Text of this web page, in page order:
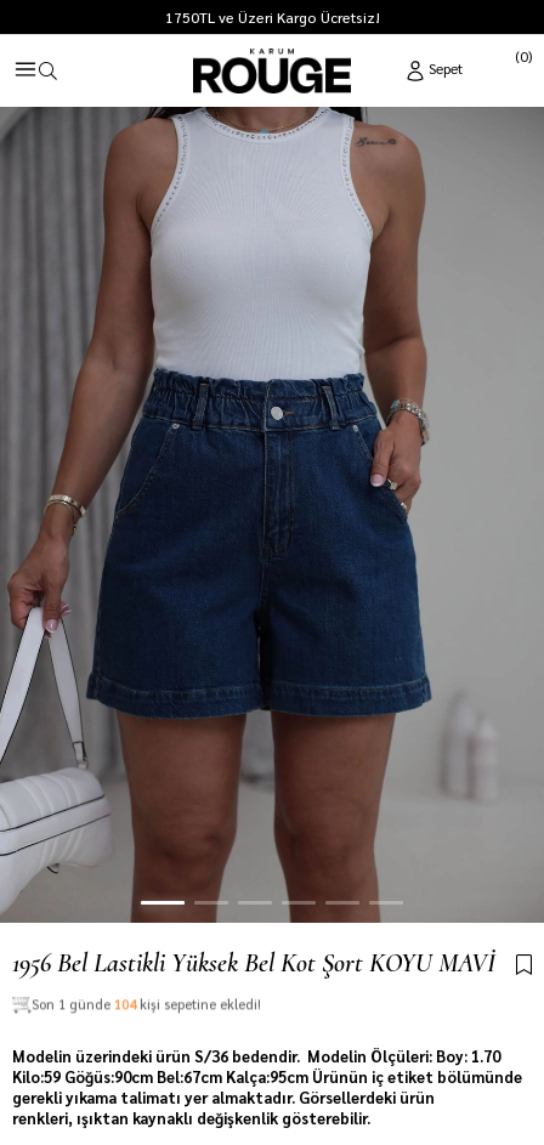
1750TL ve Üzeri Kargo Ücretsiz!
0
1956 Bel Lastikli Yüksek Bel Kot Şort KOYU MAVİ
Son 1 günde 104kişi sepetine ekledi!
Modelin üzerindeki ürün S/36 bedendir. Modelin Ölçüleri: Boy: 1.70
Kilo:59 Göğüs:90cm Bel:67cm Kalça:95cm Ürünün iç etiket bölümünde
gerekli yıkama talimatı yer almaktadır. Görsellerdeki ürün
renkleri, ışıktan kaynaklı değişkenlik gösterebilir.